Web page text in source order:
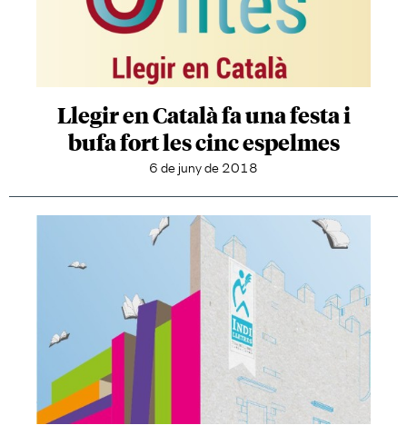
Llegir en Català fa una festa i
bufa fort les cinc espelmes
6 de juny de 2018